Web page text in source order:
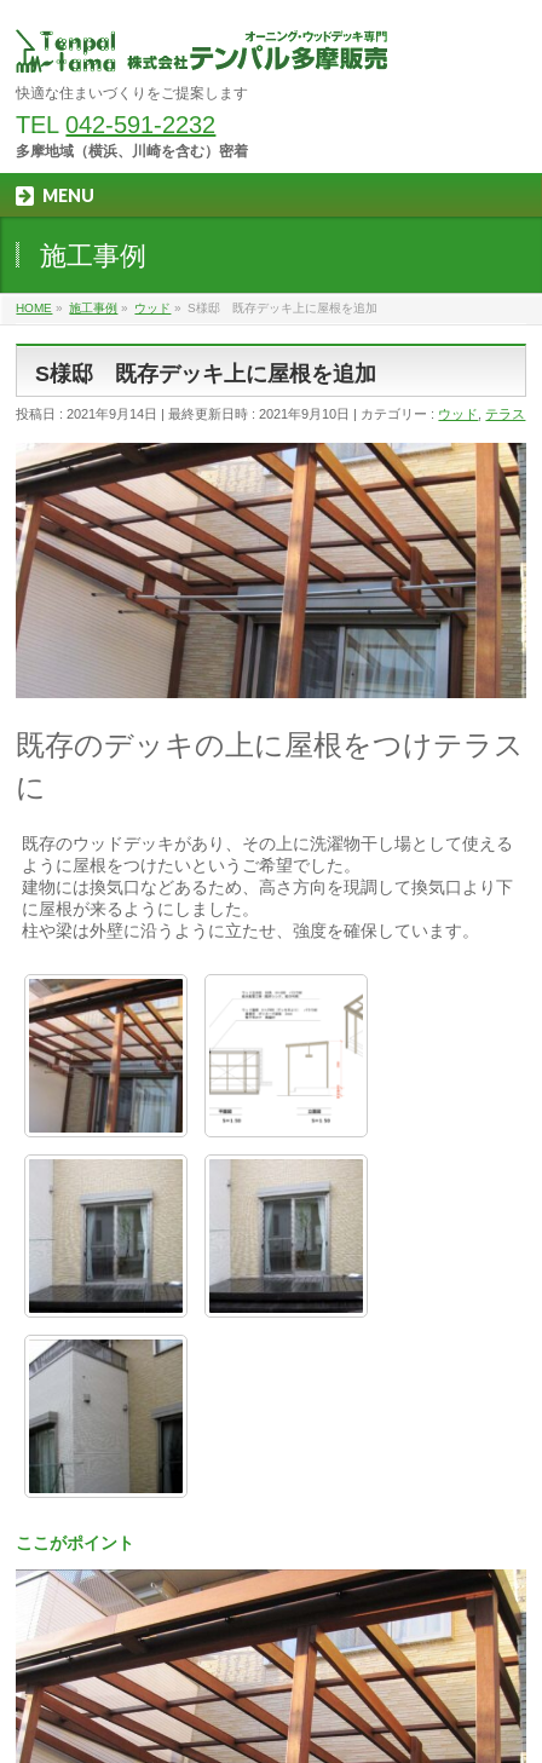
快適な住まいづくりをご提案します
TEL042-591-2232
多摩地域（横浜、川崎を含む）密着
MENU
施工事例
HOME » 施工事例 » ウッド » S様邸 既存デッキ上に屋根を追加
S様邸 既存デッキ上に屋根を追加
投稿日 : 2021年9月14日 最終更新日時 : 2021年9月10日 カテゴリー : ウッド ,テラス
既存のデッキの上に屋根をつけテラス
に
既存のウッドデッキがあり、その上に洗濯物干し場として使える
ように屋根をつけたいというご希望でした。
建物には換気口などあるため、高さ方向を現調して換気口より下
に屋根が来るようにしました。
柱や梁は外壁に沿うように立たせ、強度を確保しています。
ここがポイント